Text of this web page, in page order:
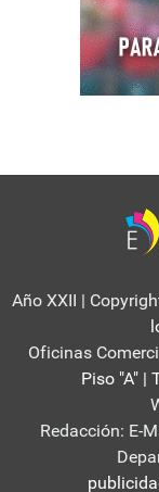
Año XXII |
Oficinas
Piso "A" |
Redacción: E-